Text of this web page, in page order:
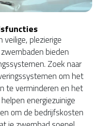
plezierige
bieden
Zoek naar
om het
te verminderen en het
energiezuinige
om de bedrijfskosten